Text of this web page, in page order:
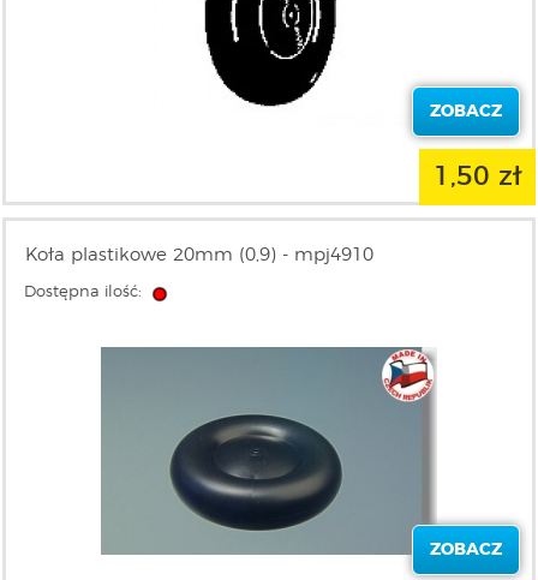
ZOBACZ
1,50 zł
Koła plastikowe 20mm (0,9) - mpj4910
Dostępna ilość:
ZOBACZ